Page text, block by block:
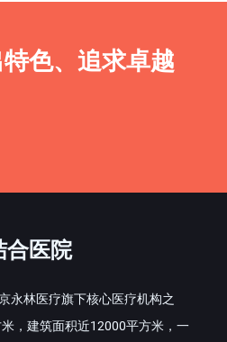
色、追求卓越
合医院
永林医疗旗下核心医疗机构之
，建筑面积近12000平方米，一